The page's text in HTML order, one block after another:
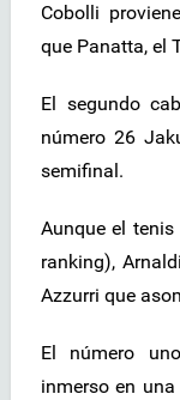
Cobolli
que Panatta, el
El segundo
número 26
semifinal.
Aunque el
ranking),
Azzurri que
El número
inmerso en